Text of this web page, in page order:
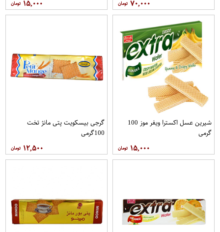
۷۰,۰۰۰ ۱۵,۰۰۰
شیرین عسل اکسترا ویفر موز 100
گرمی
۱۵,۰۰۰
گرجی بیسکویت پتی مانژ تخت
100گرمی
۱۲,۵۰۰